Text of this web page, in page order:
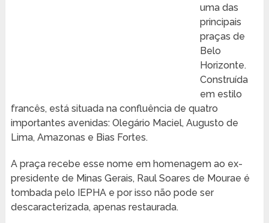
uma das
principais
praças de
Belo
Horizonte.
Construída
em estilo
francês, está situada na confluência de quatro
importantes avenidas: Olegário Maciel, Augusto de
Lima, Amazonas e Bias Fortes.
A praça recebe esse nome em homenagem ao ex-
presidente de Minas Gerais, Raul Soares de Mourae é
tombada pelo IEPHA e por isso não pode ser
descaracterizada, apenas restaurada.